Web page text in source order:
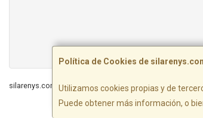
Política de Cookies de
Utilizamos cookies propias y de
Puede obtener más información, o
silarenys.com © 2026
Josep Pérez